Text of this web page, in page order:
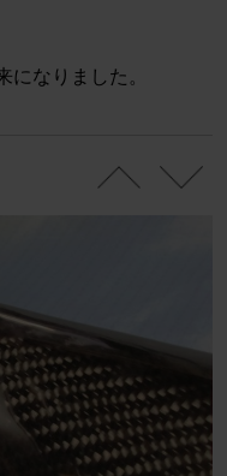
になりました。